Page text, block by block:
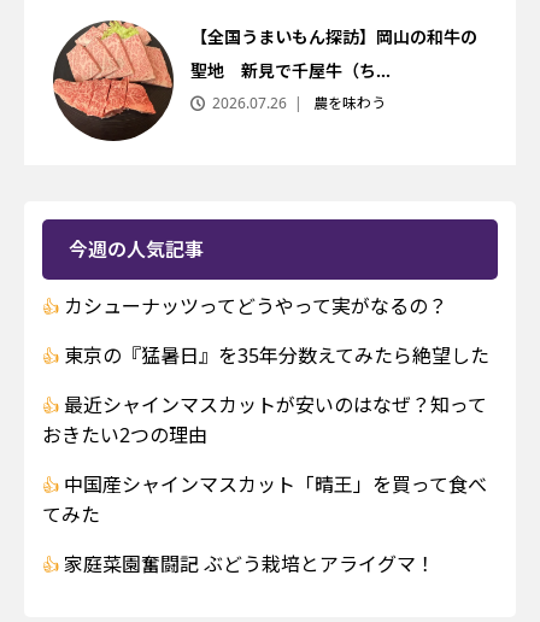
【全国うまいもん探訪】岡山の和牛の
聖地 新見で千屋牛（ち...
2026.07.26 農を味わう
今週の人気記事
カシューナッツってどうやって実がなるの？
東京の『猛暑日』を35年分数えてみたら絶望した
最近シャインマスカットが安いのはなぜ？知って
おきたい2つの理由
中国産シャインマスカット「晴王」を買って食べ
てみた
家庭菜園奮闘記 ぶどう栽培とアライグマ！